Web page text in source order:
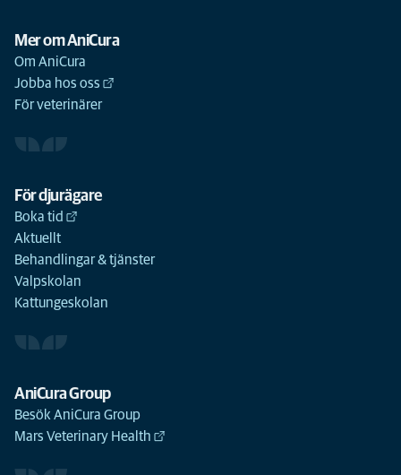
Mer om AniCura
Om AniCura
Jobba hos oss
För veterinärer
För djurägare
Boka tid
Aktuellt
Behandlingar & tjänster
Valpskolan
Kattungeskolan
AniCura Group
Besök AniCura Group
Mars Veterinary Health